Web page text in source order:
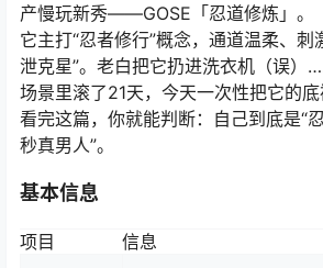
产慢玩新秀——GOSE「忍道修炼」。
它主打“忍者修行”概念，通道温柔、刺
泄克星”。老白把它扔进洗衣机（误）
场景里滚了21天，今天一次性把它的底
看完这篇，你就能判断：自己到底是“
秒真男人”。
基本信息
项目 信息